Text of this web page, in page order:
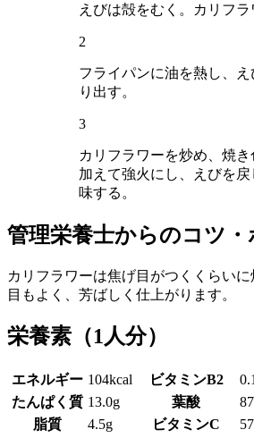
えびは殻をむく。カリフラ
2
フライパンに油を熱し、
り出す。
3
カリフラワーを炒め、焼
加えて強火にし、えびを
味する。
管理栄養士からのコツ・
カリフラワーは焦げ目がつくくらい
目もよく、芳ばしく仕上がります。
栄養素 （1人分）
エネルギー 104kcal ビタミンB2
たんぱく質 13.0g 葉酸
脂質
4.5g ビタミンC